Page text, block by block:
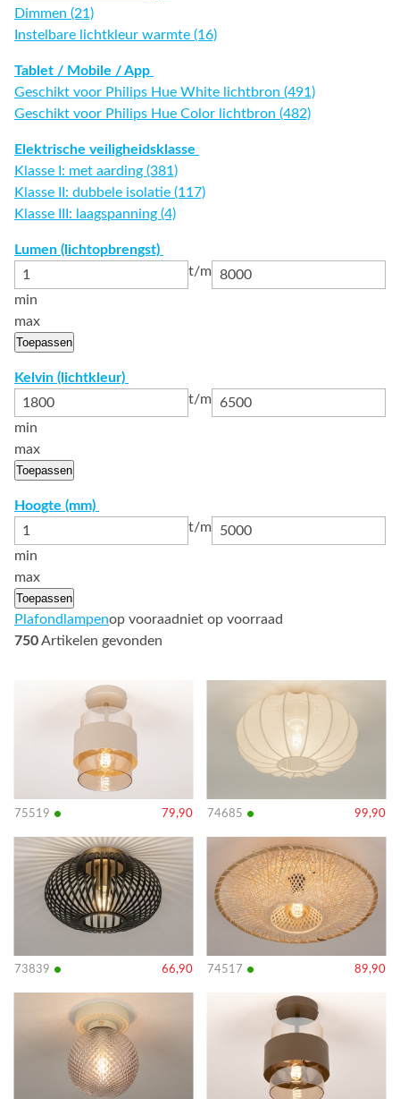
Dimmen (21)
Instelbare lichtkleur warmte (16)
Tablet / Mobile / App
Geschikt voor Philips Hue White lichtbron (491)
Geschikt voor Philips Hue Color lichtbron (482)
Elektrische veiligheidsklasse
Klasse I: met aarding (381)
Klasse II: dubbele isolatie (117)
Klasse III: laagspanning (4)
Lumen (lichtopbrengst)
t/m
min
max
Toepassen
Kelvin (lichtkleur)
t/m
min
max
Toepassen
Hoogte (mm)
t/m
min
max
Toepassen
Plafondlampenop vooraadniet op voorraad
750Artikelen gevonden
75519 • 79,90 74685 • 99,90
Bekijk
73839 • 66,90
Bekijk
details
74517 • 89,90
Bekijk